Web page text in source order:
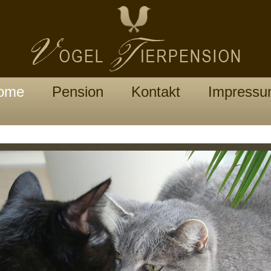
Pension Kontakt